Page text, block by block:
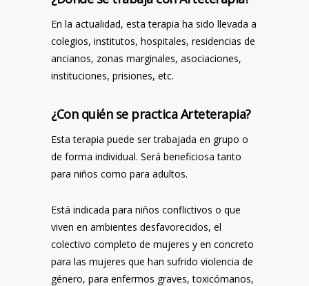
En la actualidad, esta terapia ha sido llevada a
colegios, institutos, hospitales, residencias de
ancianos, zonas marginales, asociaciones,
instituciones, prisiones, etc.
¿Con quién se practica Arteterapia?
Esta terapia puede ser trabajada en grupo o
de forma individual. Será beneficiosa tanto
para niños como para adultos.
Está indicada para niños conflictivos o que
viven en ambientes desfavorecidos, el
colectivo completo de mujeres y en concreto
para las mujeres que han sufrido violencia de
género, para enfermos graves, toxicómanos,